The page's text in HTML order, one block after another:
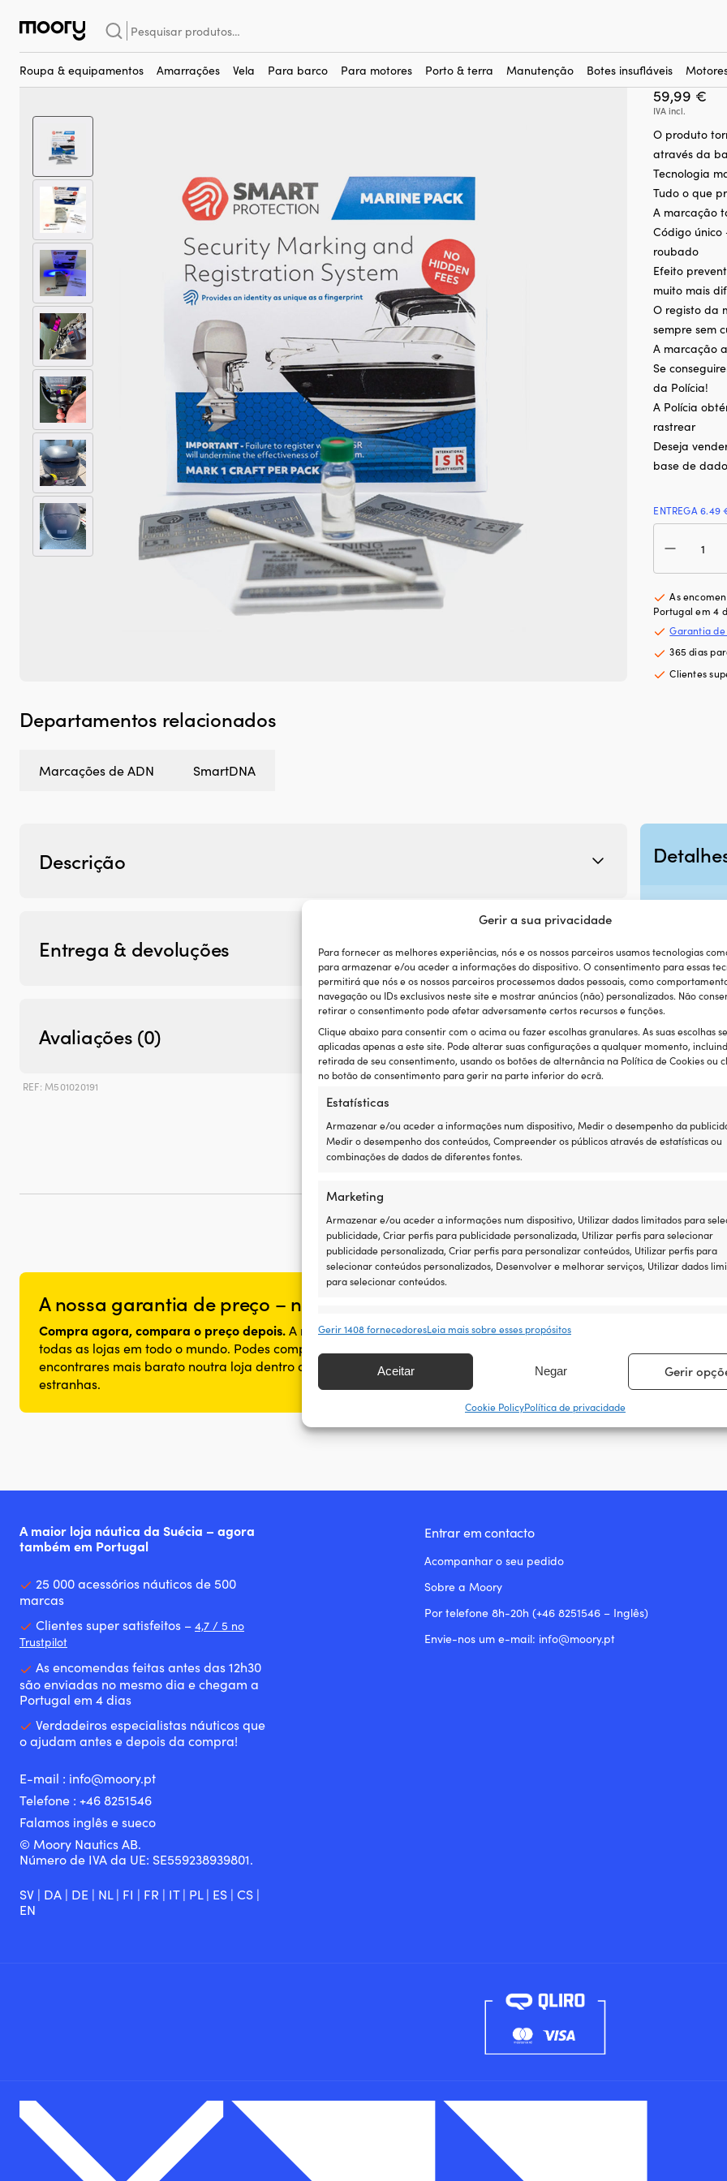
Gerir a sua privacidade
Para fornecer as melhores experiências, nós e os nossos parceiros usamos tecnologias
para armazenar e/ou aceder a informações do dispositivo. O consentimento para essas
permitirá que nós e os nossos parceiros processemos dados pessoais, como
navegação ou IDs exclusivos neste site e mostrar anúncios (não) personalizados. Não
retirar o consentimento pode afetar adversamente certos recursos e funções.
Clique abaixo para consentir com o acima ou fazer escolhas granulares. As suas escolhas
aplicadas apenas a este site. Pode alterar suas configurações a qualquer momento,
retirada de seu consentimento, usando os botões de alternância na Política de Cookies ou
no botão de consentimento para gerir na parte inferior do ecrã.
Estatísticas
Armazenar e/ou aceder a informações num dispositivo, Medir o desempenho da
Medir o desempenho dos conteúdos, Compreender os públicos através de estatísticas ou
combinações de dados de diferentes fontes.
Marketing
Armazenar e/ou aceder a informações num dispositivo, Utilizar dados limitados para
publicidade, Criar perfis para publicidade personalizada, Utilizar perfis para selecionar
publicidade personalizada, Criar perfis para personalizar conteúdos, Utilizar perfis para
selecionar conteúdos personalizados, Desenvolver e melhorar serviços, Utilizar dados
para selecionar conteúdos.
dispositivos diferentes, Identificar dispositivos com base em informações
transmitidas automaticamente.
Garantir a segurança, evitar e detectar a fraude, e corrigir erros,
Disponibilizar e apresentar publicidade e conteúdos, Guardar e
Gerir 1408 fornecedoresLeia mais sobre esses propósitos
Aceitar Negar Gerir
Cookie PolicyPolítica de privacidade
Pesquisar
por:
Roupa & equipamentos Amarrações Vela Para barco Para motores Porto & terra Manutenção Botes insufláveisMarine
59,99 €
IVA incl.
O produto
através da
Tecnologia
Tudo o que
A marcação
Código
roubado
Efeito
muito mais
O registo da
sempre sem
A marcação
Se
da Polícia!
A Polícia
rastrear
Deseja
base de
ENTREGA 6.49
de
de
As
Portugal em 4
Garantia
365 dias
Clientes
Departamentos relacionados
Marcações de ADN SmartDNA
Descrição
Entrega & devoluções
Avaliações (0)
REF: M501020191
PESO
MARCA
SmartDNA
https://
A nossa garantia de preço – não pode ser mais fácil
Compra agora, compara o preço depois.A nossa garantia de preço é muito simples: igualamos os preços de
todas as lojas em todo o mundo. Podes comprar o teu equipamento agora com toda a tranquilidade – se o
encontrares mais barato noutra loja dentro de 14 dias, igualamos o preço posteriormente. Sem condições
estranhas.
A maior loja náutica da Suécia – agora
também em Portugal
25 000 acessórios náuticos de 500
marcas
Clientes super satisfeitos – 4,7 / 5 no
Trustpilot
As encomendas feitas antes das 12h30
são enviadas no mesmo dia e chegam a
Portugal em 4 dias
Verdadeiros especialistas náuticos que
o ajudam antes e depois da compra!
E-mail : info@moory.pt
Telefone : +46 8251546
Falamos inglês e sueco
© Moory Nautics AB.
Número de IVA da UE: SE559238939801.
SV | DA | DE | NL| FI | FR | IT| PL| ES | CS |
EN
Entrar em contacto
Acompanhar o seu pedido
Sobre a Moory
Por telefone 8h-20h (+46 8251546 – Inglês)
Envie-nos um e-mail: info@moory.pt